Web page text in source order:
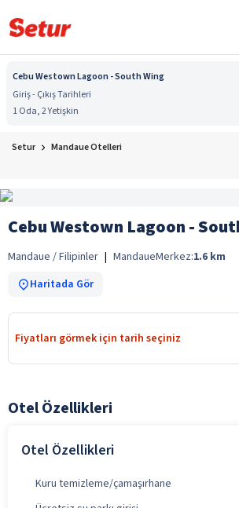
Cebu Westown Lagoon - South Wing
Giriş - Çıkış Tarihleri
1 Oda, 2 Yetişkin
Setur Mandaue Otelleri
Cebu Westown Lagoon -
Mandaue / Filipinler | MandaueMerkez:1.6 km
Haritada Gör
Fiyatları görmek için tarih seçiniz
Otel Özellikleri
Otel Özellikleri
Kuru temizleme/çamaşırhane